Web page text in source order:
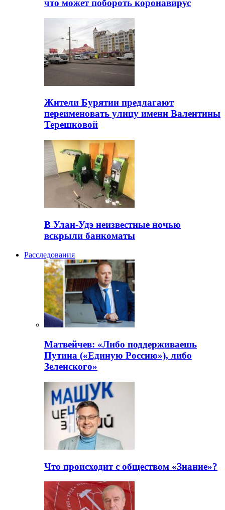
что может побороть коронавирус
Жители Бурятии предлагают
переименовать улицу имени Валентины
Терешковой
В Улан-Удэ неизвестные ночью
вскрыли банкоматы
Расследования
Матвейчев: «Либо поддерживаешь
Путина («Единую Россию»), либо
Зеленского»
Что происходит с обществом «Знание»?